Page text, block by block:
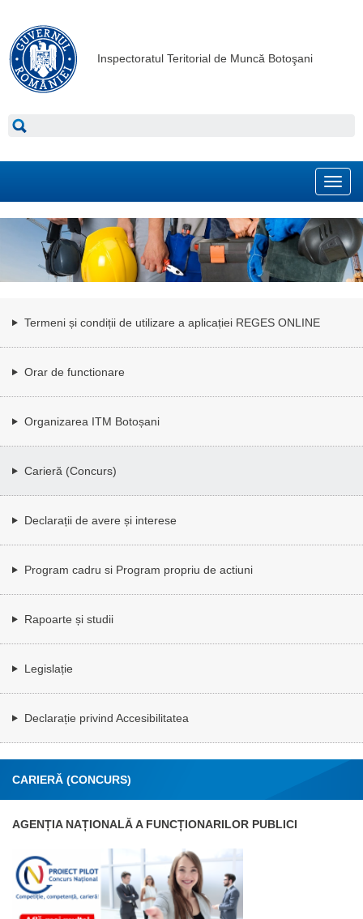
Inspectoratul Teritorial de Muncă Botoşani
Termeni și condiții de utilizare a aplicației REGES ONLINE
Orar de functionare
Organizarea ITM Botoșani
Carieră (Concurs)
Declarații de avere și interese
Program cadru si Program propriu de actiuni
Rapoarte și studii
Legislație
Declarație privind Accesibilitatea
CARIERĂ (CONCURS)
AGENȚIA NAȚIONALĂ A FUNCȚIONARILOR PUBLICI